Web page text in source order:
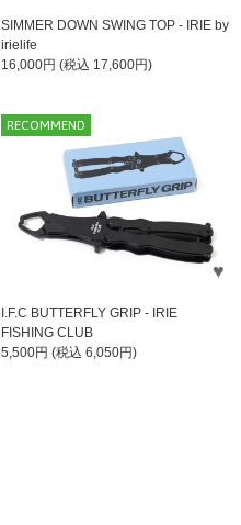
SIMMER DOWN SWING TOP - IRIE by
irielife
16,000円 (税込 17,600円)
RECOMMEND
I.F.C BUTTERFLY GRIP - IRIE
FISHING CLUB
5,500円 (税込 6,050円)